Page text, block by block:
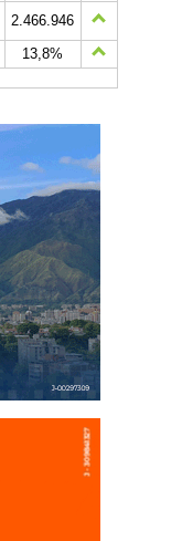
2.466.946
13,8%